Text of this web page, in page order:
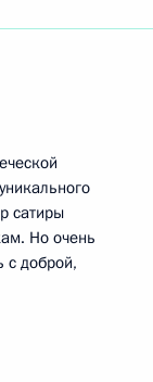
сатиры
Но очень
с доброй,